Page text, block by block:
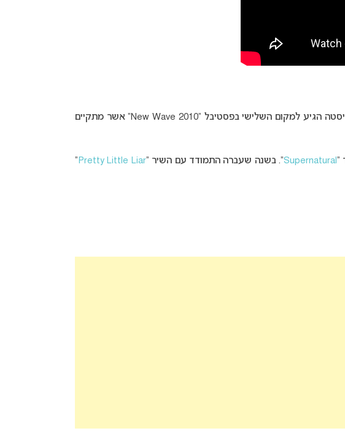
, בן 37, השתתף לאורך הקריירה באינספור פסטיבלים מקומיים ובינלאומיים. סוביסטה הגיע למקום השלישי בפסטיבל “New Wave 2010” אשר מתקיים
Supernatural”. בשנה שעברה התמודד עם השיר “Pretty Little Liar
”